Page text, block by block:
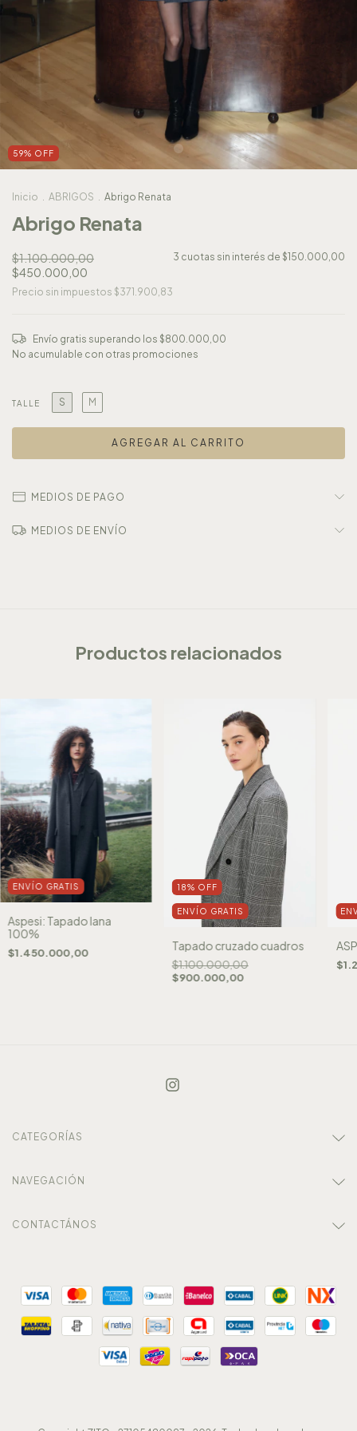
59% OFF
Inicio . ABRIGOS . Abrigo Renata
Abrigo Renata
$1.100.000,00
$450.000,00
3 cuotas sin interés de $150.000,00
Precio sin impuestos $371.900,83
Envío gratis superando los $800.000,00
No acumulable con otras promociones
TALLE S M
MEDIOS DE PAGO
MEDIOS DE ENVÍO
Productos relacionados
ENVÍO GRATIS
Aspesi: Tapado lana
100%
$1.450.000,00
18% OFF
ENVÍO GRATIS
Tapado cruzado cuadros
$1.100.000,00
$900.000,00
CATEGORÍAS
NAVEGACIÓN
CONTACTÁNOS